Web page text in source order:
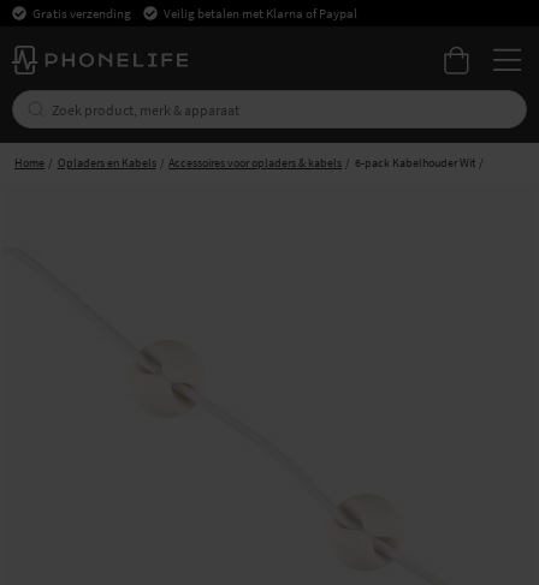
Gratis verzending Veilig betalen met Klarna of Paypal
Home Opladers en Kabels Accessoires voor opladers & kabels 6-pack Kabelhouder Wit